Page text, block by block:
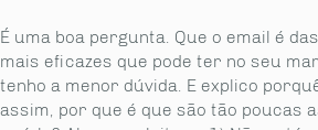
É uma boa pergunta. Que o email é
mais eficazes que pode ter no seu
tenho a menor dúvida. E explico
assim, por que é que são tão poucas